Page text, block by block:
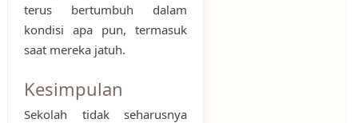
terus bertumbuh dalam
kondisi apa pun, termasuk
saat mereka jatuh.
Kesimpulan
Sekolah tidak seharusnya